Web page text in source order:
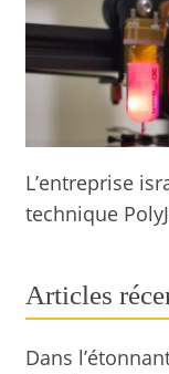
L’entreprise
technique
Articles
Dans